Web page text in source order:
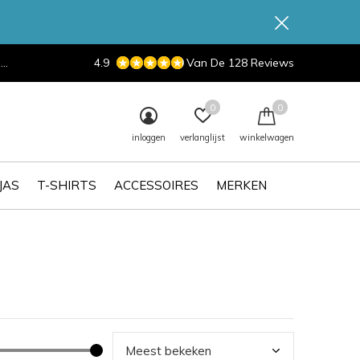
T-SHIRTS ACCESSOIRES MERKEN
inloggen verlanglijst
0
winkelwagen
0
4.9 Van De 128 Reviews